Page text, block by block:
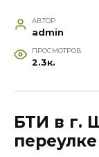
АВТОР
admin
ПРОСМОТРОВ
2.3к.
БТИ в г.
переулке